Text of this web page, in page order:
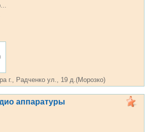
г., Радченко ул., 19 д.(Морозко)
аппаратуры